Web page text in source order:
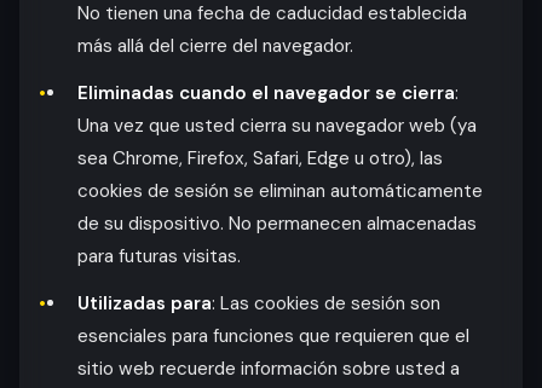
No tienen una fecha de caducidad establecida
más allá del cierre del navegador.
Eliminadas cuando el navegador se cierra:
Una vez que usted cierra su navegador web (ya
sea Chrome, Firefox, Safari, Edge u otro), las
cookies de sesión se eliminan automáticamente
de su dispositivo. No permanecen almacenadas
para futuras visitas.
Utilizadas para: Las cookies de sesión son
esenciales para funciones que requieren que el
sitio web recuerde información sobre usted a